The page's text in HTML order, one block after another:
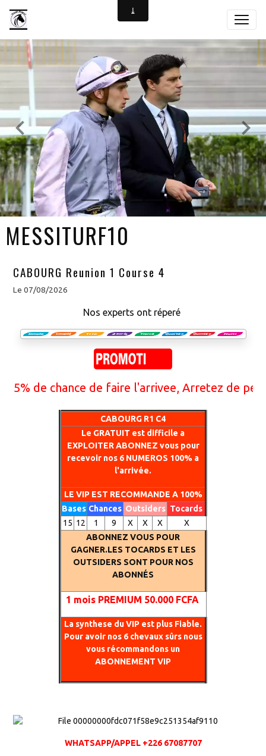
MESSITURF10
CABOURG Reunion 1 Course 4
Le 07/08/2026
Nos experts ont réperé
de chance de faire l'arrivee, Arretez de
CABOURG R1 C4
Le GRATUIT est difficile a
EXPLOITER ABONNEZ vous pour
recevoir nos 6 NUMEROS 100% a
l'arrivée.
LE VIP EST RECOMMANDE A 100%
Bases Chances Outsiders Tocards
15 12 1 9 X X X
X
ABONNEZ VOUS POUR
GAGNER.LES TOCARDS ET LES
OUTSIDERS SONT POUR NOS
ABONNÉS
1 mois PREMIUM 50.000 FCFA
La synthese du VIP est plus Fiable.
Pour avoir nos 6 chevaux sûrs nous
vous récommandons un
ABONNEMENT VIP
WHATSAPP/APPEL +226 67087707